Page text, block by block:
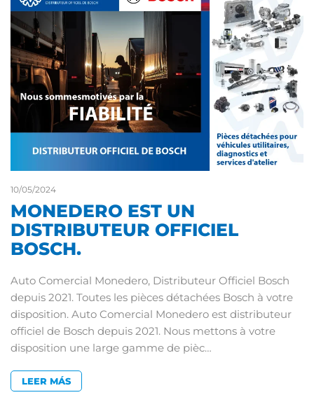
10/05/2024
MONEDERO EST UN
DISTRIBUTEUR OFFICIEL
BOSCH.
Auto Comercial Monedero, Distributeur Officiel Bosch
depuis 2021. Toutes les pièces détachées Bosch à votre
disposition. Auto Comercial Monedero est distributeur
officiel de Bosch depuis 2021. Nous mettons à votre
disposition une large gamme de pièc…
LEER MÁS